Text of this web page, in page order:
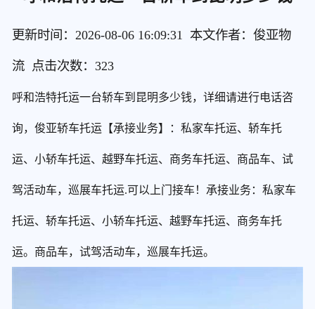
更新时间：2026-08-06 16:09:31 本文作者：俊亚物
流 点击次数： 323
呼和浩特托运一台轿车到昆明多少钱，详细请进行电话咨
询，俊亚轿车托运【承接业务】：私家车托运、轿车托
运、小轿车托运、越野车托运、商务车托运、商品车、试
驾活动车，巡展车托运.可以上门接车！承接业务：私家车
托运、轿车托运、小轿车托运、越野车托运、商务车托
运。商品车，试驾活动车，巡展车托运。